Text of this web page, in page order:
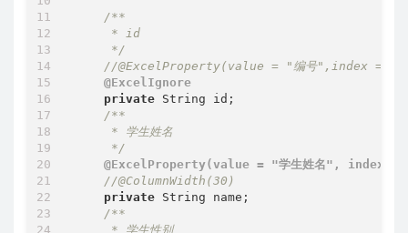
/**
     * id
     */
//@ExcelProperty(value = "编号",index = 3)
@ExcelIgnore
private String id;
/**
     * 学生姓名
     */
@ExcelProperty(value = "学生姓名", index =
//@ColumnWidth(30)
private String name;
/**
     * 学生性别